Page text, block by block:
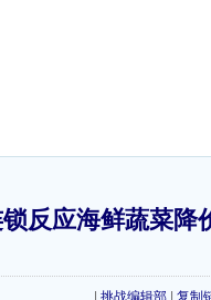
反应海鲜蔬菜降
挑战编辑部 复制